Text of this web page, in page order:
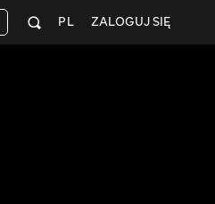
ZALOGUJ SIĘ
PL